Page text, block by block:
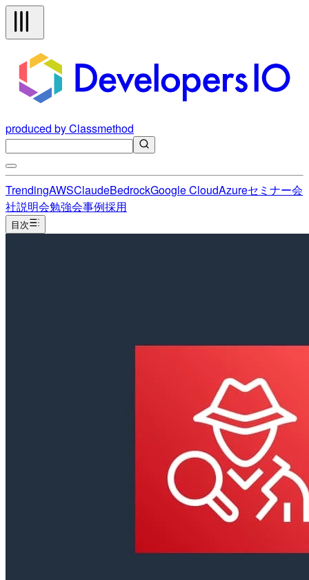
produced by Classmethod
TrendingAWSClaudeBedrockGoogle CloudAzureセミナー会
社説明会勉強会事例採用
目次